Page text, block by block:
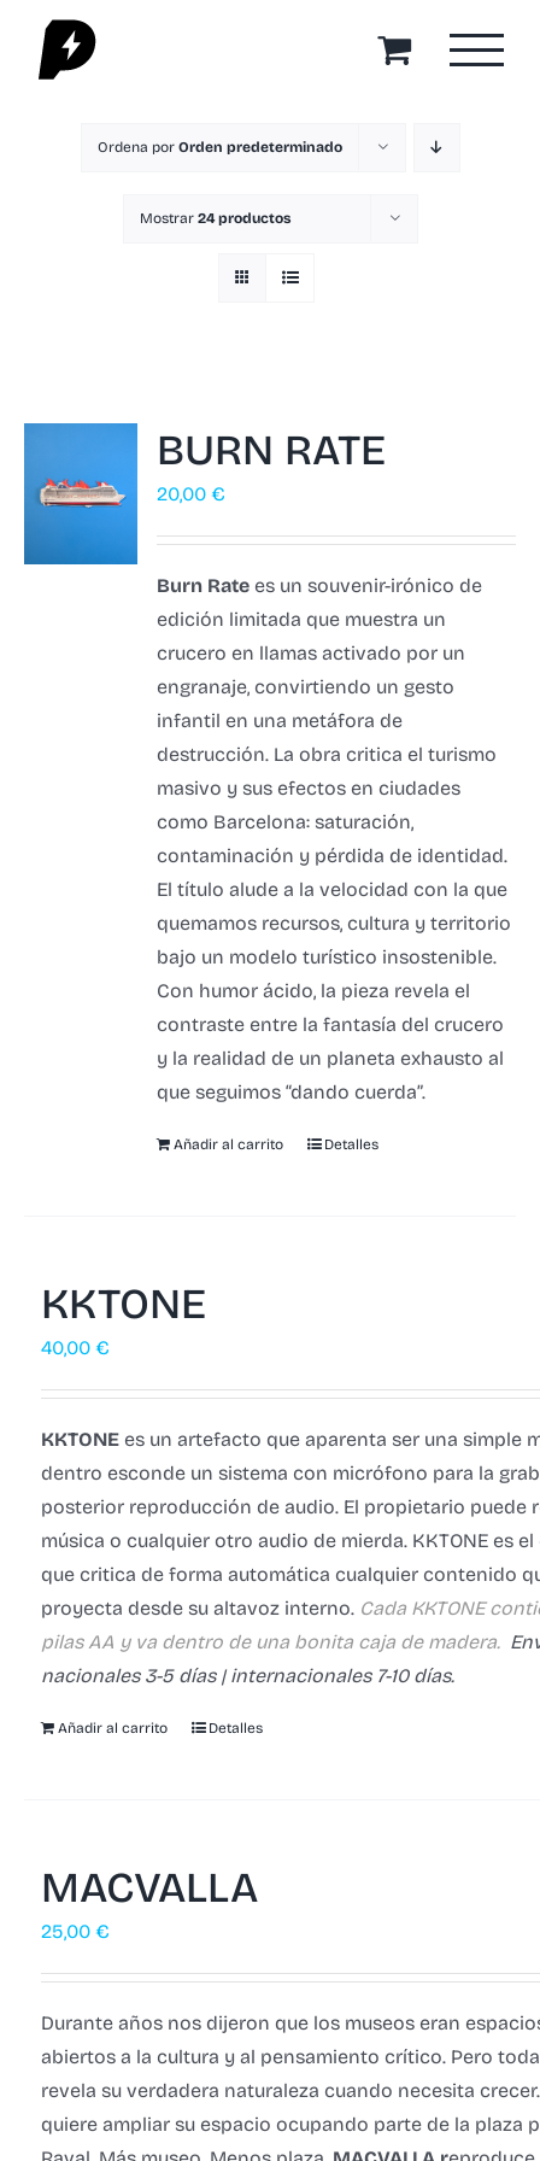
Saltar
contenido
Ordena por Orden predeterminado
Mostrar 24 productos
BURN RATE
20,00€
Burn Rate es un souvenir-irónico de
edición limitada que muestra un
crucero en llamas activado por un
engranaje, convirtiendo un gesto
infantil en una metáfora de
destrucción. La obra critica el turismo
masivo y sus efectos en ciudades
como Barcelona: saturación,
contaminación y pérdida de identidad.
El título alude a la velocidad con la que
quemamos recursos, cultura y territorio
bajo un modelo turístico insostenible.
Con humor ácido, la pieza revela el
contraste entre la fantasía del crucero
y la realidad de un planeta exhausto al
que seguimos “dando cuerda”.
Añadir al carrito Detalles
KKTONE
40,00 €
KKTONE es un artefacto que aparenta ser una simple
dentro esconde un sistema con micrófono para la
posterior reproducción de audio. El propietario puede
música o cualquier otro audio de mierda. KKTONE es
que critica de forma automática cualquier contenido
proyecta desde su altavoz interno. Cada KKTONE
pilas AA y va dentro de una bonita caja de madera.
nacionales 3-5 días | internacionales 7-10 días.
Añadir al carrito Detalles
MACVALLA
25,00 €
Durante años nos dijeron que los museos eran
abiertos a la cultura y al pensamiento crítico. Pero
revela su verdadera naturaleza cuando necesita crecer.
quiere ampliar su espacio ocupando parte de la plaza